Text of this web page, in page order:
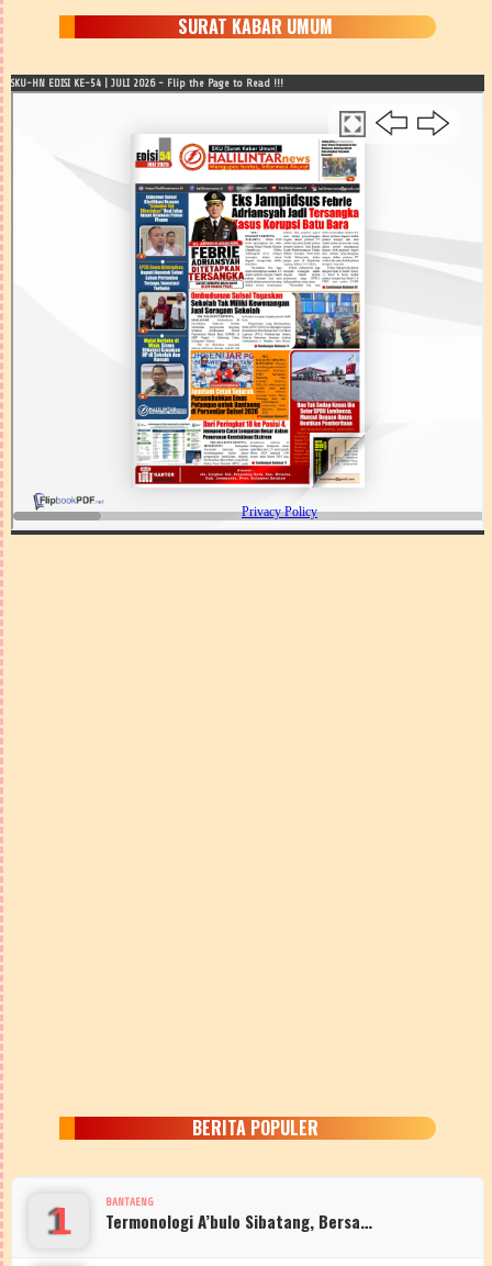
SURAT KABAR UMUM
SKU-HN EDISI KE-54 | JULI 2026 - Flip the Page to Read !!!
BERITA POPULER
1 BANTAENG
Termonologi A’bulo Sibatang, Bersa…